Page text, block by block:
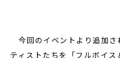
今回のイベントより追加さ
ティストたちを「フルボイ